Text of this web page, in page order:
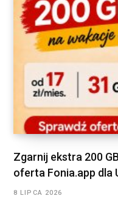
Zgarnij ekstra 200
oferta Fonia.app dla
8 LIPCA 2026